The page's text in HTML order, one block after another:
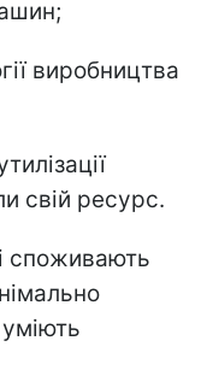
виробництва
свій ресурс.
споживають